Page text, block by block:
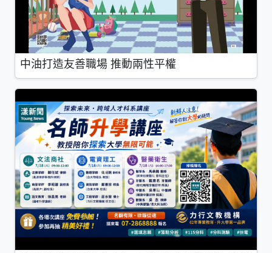
中油打造友善職場 推動兩性平權